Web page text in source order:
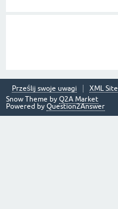
Prześlij swoje uwagi
XML
Snow Theme by Q2A Market
Powered by Question2Answer